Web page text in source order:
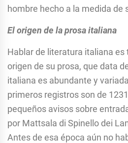
hombre hecho a la medida de
El origen de la prosa italiana
Hablar de literatura italiana es
origen de su prosa, que data
italiana es abundante y
primeros registros son de
pequeños avisos sobre
por Mattsala di Spinello dei
Antes de esa época aún no